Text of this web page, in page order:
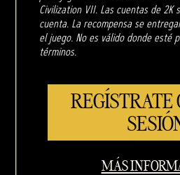
Civilization VII. Las cuentas de 2K
cuenta. La recompensa se
el juego. No es válido donde esté
términos.
MÁS